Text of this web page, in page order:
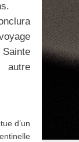
autre
d’un